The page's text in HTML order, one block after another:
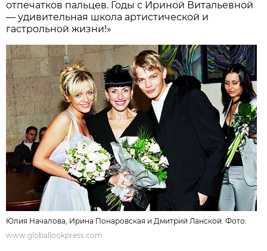
отпечатков пальцев. Годы с Ириной Витальевной
— удивительная школа артистической и
гастрольной жизни!»
Юлия Началова, Ирина Понаровская и Дмитрий Ланской. Фото:
www.globallookpress.com